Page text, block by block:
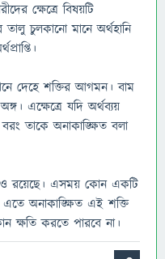
ক্ষেত্রে বিষয়টি
চুলকানো মানে অর্থহানি
দেহে শক্তির আগমন। বাম
এক্ষেত্রে যদি অর্থব্যয়
তাকে অনাকাঙ্ক্ষিত বলা
রয়েছে। এসময় কোন একটি
অনাকাঙ্ক্ষিত এই শক্তি
ক্ষতি করতে পারবে না।